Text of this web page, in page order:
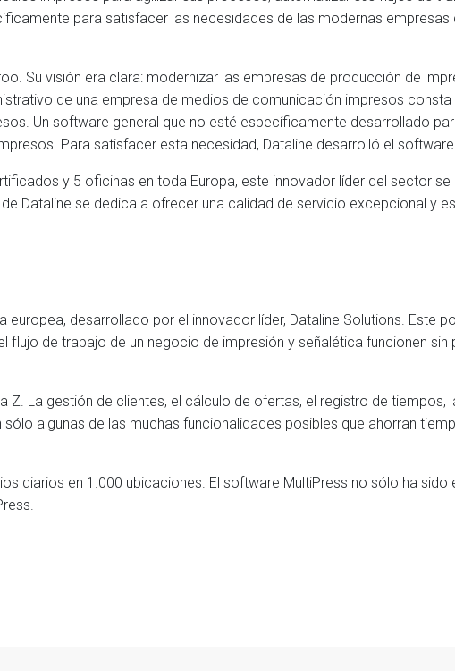
para satisfacer las necesidades de las modernas
Su visión era clara: modernizar las empresas de producción de
de una empresa de medios de comunicación impresos
Un software general que no esté específicamente desarrollado
Para satisfacer esta necesidad, Dataline desarrolló el software
y 5 oficinas en toda Europa, este innovador líder del sector
Dataline se dedica a ofrecer una calidad de servicio excepcional y
europea, desarrollado por el innovador líder, Dataline Solutions. Este
flujo de trabajo de un negocio de impresión y señalética funcionen
La gestión de clientes, el cálculo de ofertas, el registro de
algunas de las muchas funcionalidades posibles que ahorran
diarios en 1.000 ubicaciones. El software MultiPress no sólo ha